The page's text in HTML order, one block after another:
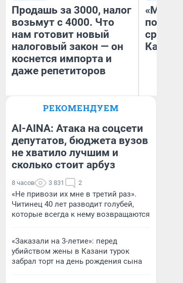
Продашь за 3000, налог
возьмут с 4000. Что
нам готовит новый
налоговый закон — он
коснется импорта и
даже репетиторов
Анастасия Завгородняя
РЕКОМЕНДУЕМ
AI-AINA: Атака на соцсети
депутатов, бюджета вузов
не хватило лучшим и
сколько стоит арбуз
8 часов 3 831 2
«Не привози их мне в третий раз».
Читинец 40 лет разводит голубей,
которые всегда к нему возвращаются
«Заказали на 3-летие»: перед
убийством жены в Казани турок
забрал торт на день рождения сына